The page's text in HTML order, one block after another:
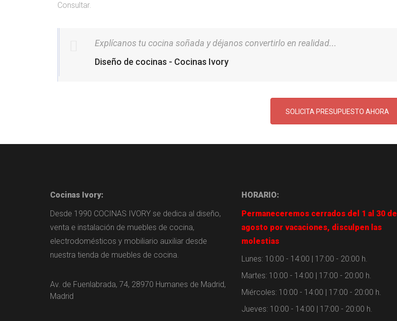
Consultar.
Explícanos tu cocina soñada y déjanos convertirlo en realidad...
Diseño de cocinas - Cocinas Ivory
SOLICITA PRESUPUESTO AHORA
Cocinas Ivory:
Desde 1990 COCINAS IVORY se dedica al diseño,
venta e instalación de muebles de cocina,
electrodomésticos y mobiliario auxiliar desde
nuestra tienda de muebles de cocina.
Av. de Fuenlabrada, 74, 28970 Humanes de Madrid,
Madrid
HORARIO:
Permaneceremos cerrados del 1 al 30 de
agosto por vacaciones, disculpen las
molestias
Lunes: 10:00 - 14:00 | 17:00 - 20:00 h.
Martes: 10:00 - 14:00 | 17:00 - 20:00 h.
Miércoles: 10:00 - 14:00 | 17:00 - 20:00 h.
Jueves: 10:00 - 14:00 | 17:00 - 20:00 h.